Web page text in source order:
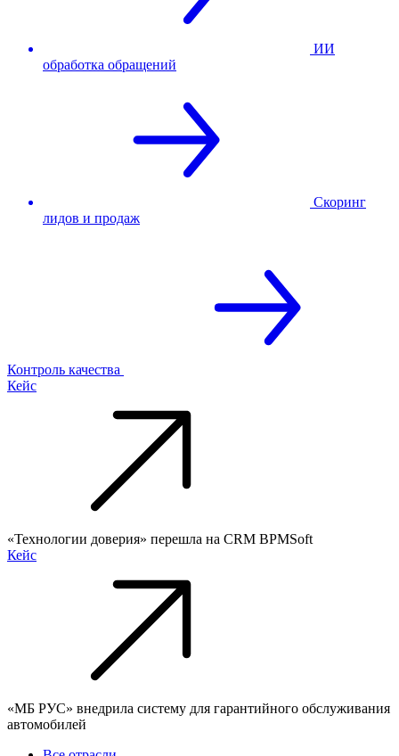
ИИ
обработка обращений
Скоринг
лидов и продаж
Контроль качества
Кейс
«Технологии доверия» перешла на CRM BPMSoft
Кейс
«МБ РУС» внедрила систему для гарантийного обслуживания
автомобилей